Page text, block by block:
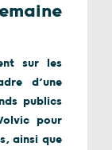
sur les
d’une
publics
pour
ainsi que